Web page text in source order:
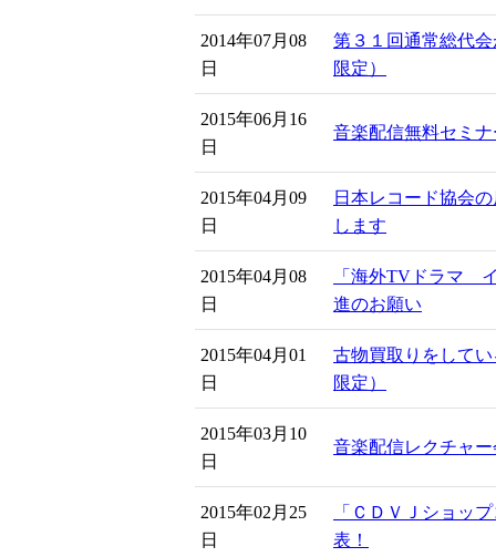
2014年07月08
日
第３１回通常総代
限定）
2015年06月16
日
音楽配信無料セミ
2015年04月09
日
日本レコード協会
します
2015年04月08
日
「海外TVドラマ
進のお願い
2015年04月01
日
古物買取りをして
限定）
2015年03月10
日
音楽配信レクチャ
2015年02月25
日
「ＣＤＶＪショッ
表！